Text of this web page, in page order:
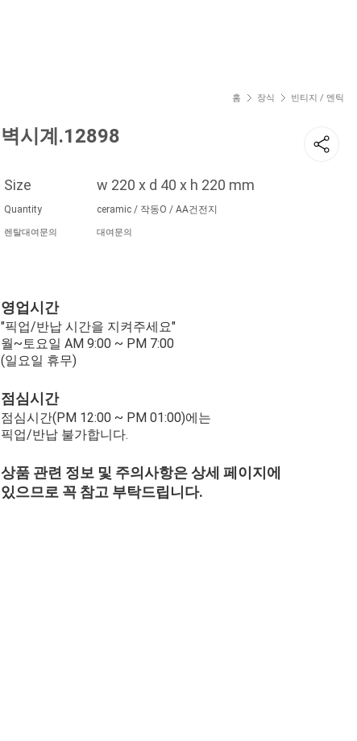
홈 장식 빈티지 / 엔틱
벽시계.12898
Size w 220 x d 40 x h 220 mm
Quantity ceramic / 작동O / AA건전지
렌탈대여문의 대여문의
영업시간
"픽업/반납 시간을 지켜주세요"
월~토요일 AM 9:00 ~ PM 7:00
(일요일 휴무)
점심시간
점심시간(PM 12:00 ~ PM 01:00)에는
픽업/반납 불가합니다.
상품 관련 정보 및 주의사항은 상세 페이지에
있으므로 꼭 참고 부탁드립니다.